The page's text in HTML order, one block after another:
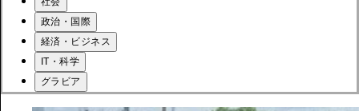
政治・国際
経済・ビジネス
IT・科学
グラビア